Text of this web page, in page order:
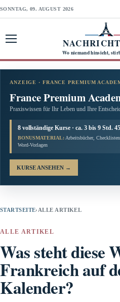
SONNTAG, 09. AUGUST 2026
Wo niemand hinsieht,
ANZEIGE · FRANCE PREMIUM
France Premium
Praxiswissen für Ihr Leben und Ihre
8 vollständige Kurse · ca. 3 bis 9 Std.
BONUSMATERIAL: Arbeitsbücher,
Word-Vorlagen
KURSE ANSEHEN →
STARTSEITE› ALLE ARTIKEL
ALLE ARTIKEL
Was steht diese
Frankreich auf
Kalender?